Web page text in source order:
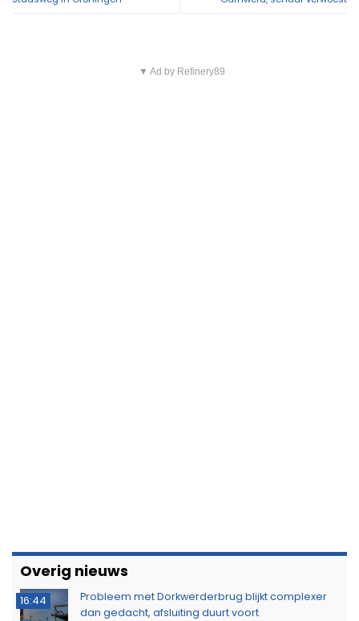
▼ Ad by Refinery89
Overig nieuws
16:44
Probleem met Dorkwerderbrug blijkt complexer
dan gedacht, afsluiting duurt voort